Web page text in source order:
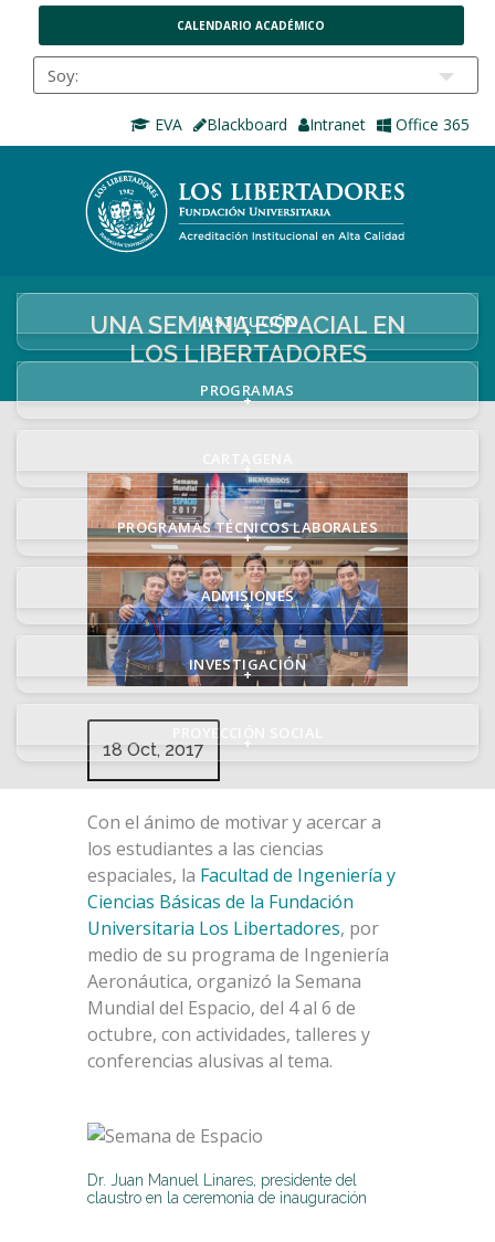
CALENDARIO ACADÉMICO
EVA Blackboard Intranet Office 365
INSTITUCIÓN
+
PROGRAMAS
+
+
PROGRAMAS TÉCNICOS LABORALES
+
ADMISIONES
+
INVESTIGACIÓN
+
PROYECCIÓN SOCIAL
+
UNA SEMANA ESPACIAL EN
LOS LIBERTADORES
18 Oct, 2017
Con el ánimo de motivar y acercar a
los estudiantes a las ciencias
espaciales, la Facultad de Ingeniería y
Ciencias Básicas de la Fundación
Universitaria Los Libertadores, por
medio de su programa de Ingeniería
Aeronáutica, organizó la Semana
Mundial del Espacio, del 4 al 6 de
octubre, con actividades, talleres y
conferencias alusivas al tema.
Dr. Juan Manuel Linares, presidente del
claustro en la ceremonia de inauguración